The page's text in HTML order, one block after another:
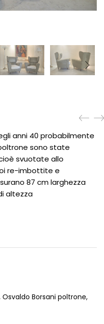
anni 40 probabilmente
sono state
svuotate allo
re-imbottite e
87 cm larghezza
altezza
Osvaldo Borsani poltrone,